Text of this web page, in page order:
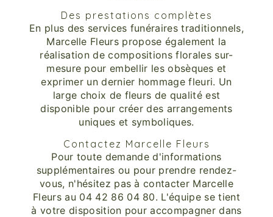
Des prestations complètes
En plus des services funéraires traditionnels,
Marcelle Fleurs propose également la
réalisation de compositions florales sur-
mesure pour embellir les obsèques et
exprimer un dernier hommage fleuri. Un
large choix de fleurs de qualité est
disponible pour créer des arrangements
uniques et symboliques.
Contactez Marcelle Fleurs
Pour toute demande d'informations
supplémentaires ou pour prendre rendez-
vous, n'hésitez pas à contacter Marcelle
Fleurs au 04 42 86 04 80. L'équipe se tient
à votre disposition pour accompagner dans